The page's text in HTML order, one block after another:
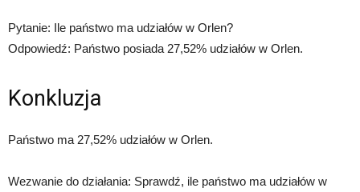
Pytanie: Ile państwo ma udziałów w Orlen?
Odpowiedź: Państwo posiada 27,52% udziałów w Orlen.
Konkluzja
Państwo ma 27,52% udziałów w Orlen.
Wezwanie do działania: Sprawdź, ile państwo ma udziałów w